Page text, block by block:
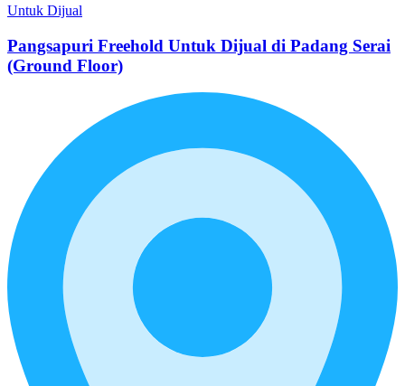
Untuk Dijual
Pangsapuri Freehold Untuk Dijual di Padang Serai
(Ground Floor)